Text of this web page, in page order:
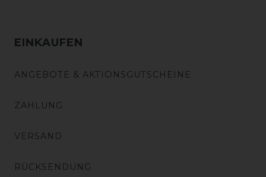
EINKAUFEN
ANGEBOTE & AKTIONSGUTSCHEINE
ZAHLUNG
VERSAND
RÜCKSENDUNG